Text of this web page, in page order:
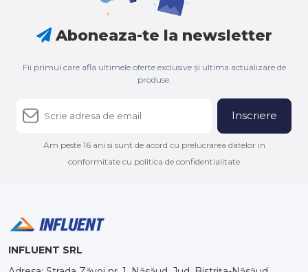
Aboneaza-te la newsletter
Fii primul care afla ultimele oferte exclusive și ultima actualizare de
produse.
Inscriere
Am peste 16 ani si sunt de acord cu prelucrarea datelor in
conformitate cu politica de confidentialitate
INFLUENT SRL